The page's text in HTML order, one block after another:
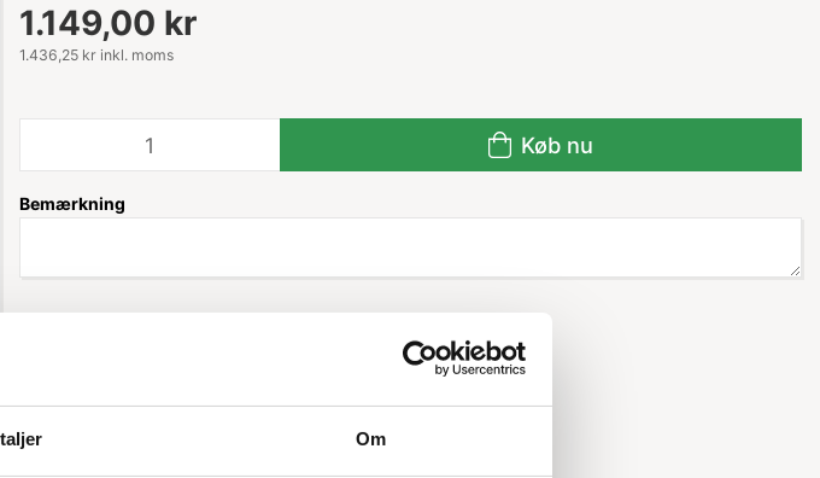
Om
1.149,00 kr
1.436,25 kr inkl. moms
Køb nu
Bemærkning